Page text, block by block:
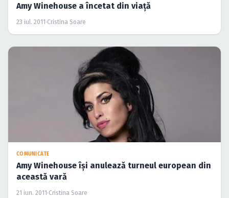
Amy Winehouse a încetat din viaţă
23 iul. 2011 ·Cristina Soare
COMUNICATE
Amy Winehouse îşi anulează turneul european din
această vară
21 iun. 2011 ·Cristina Soare